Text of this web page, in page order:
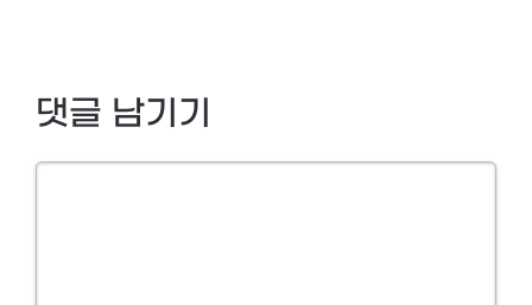
댓글 남기기